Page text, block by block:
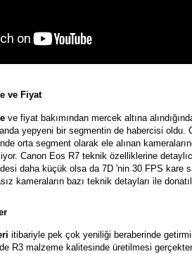
ve Fiyat
ve fiyat bakımından mercek altına
yepyeni bir segmentin de habercisi
orta segment olarak ele alınan
Canon Eos R7 teknik özelliklerine
daha küçük olsa da 7D 'nin 30 FPS kare
kameraların bazı teknik detayları ile
itibariyle pek çok yeniliği beraberinde
R3 malzeme kalitesinde üretilmesi